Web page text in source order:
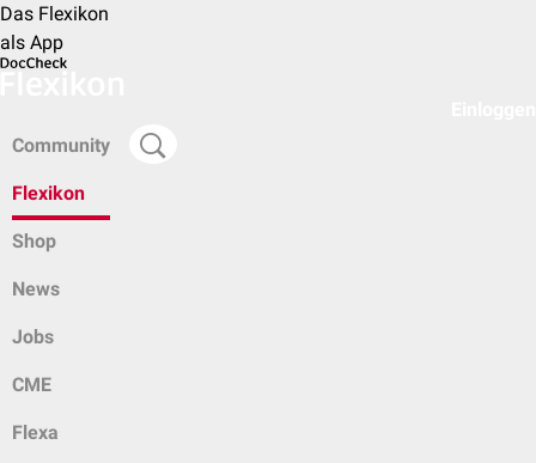
Das Flexikon
als App
Community
Flexikon
Shop
News
Jobs
CME
Flexa